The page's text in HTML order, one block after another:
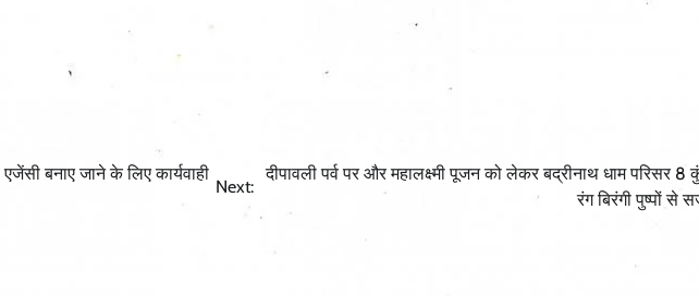
बनाए जाने के लिए कार्यवाही
Next:
दीपावली पर्व पर और महालक्ष्मी पूजन को लेकर बद्रीनाथ धाम परिसर
रंग बिरंगी पुष्पों से